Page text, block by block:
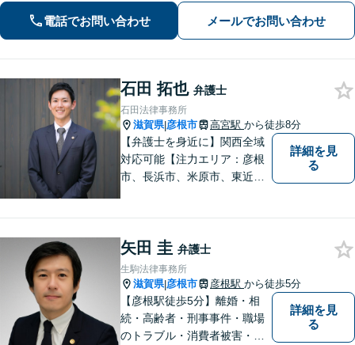
求など幅広く対応【オンライン面談】
【彦根駅7分】
電話でお問い合わせ メールでお問い合わせ
石田 拓也 弁護士
石田法律事務所
滋賀県|彦根市 高宮駅 から徒歩8分
【弁護士を身近に】関西全域
対応可能【注力エリア：彦根
市、長浜市、米原市、東近江
まに、不安を和らげベストな
解決策を提供します「迅速丁
寧」【無料相談有・駐車場完
備】【英語対応可】
詳細を見
る
矢田 圭 弁護士
生駒法律事務所
滋賀県|彦根市 彦根駅 から徒歩5分
【彦根駅徒歩5分】離婚・相
続・高齢者・刑事事件・職場
のトラブル・消費者被害・法
詳細を見
る